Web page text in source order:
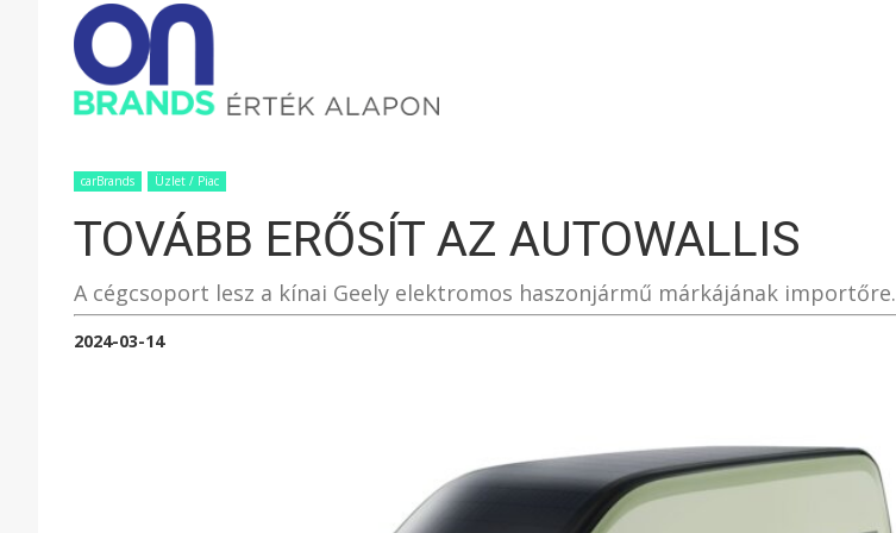
ÉRTÉK
carBrands Üzlet / Piac
TOVÁBB ERŐSÍT AZ AUTOWALLIS
A cégcsoport lesz a kínai Geely elektromos haszonjármű márkájának importőre.
2024-03-14